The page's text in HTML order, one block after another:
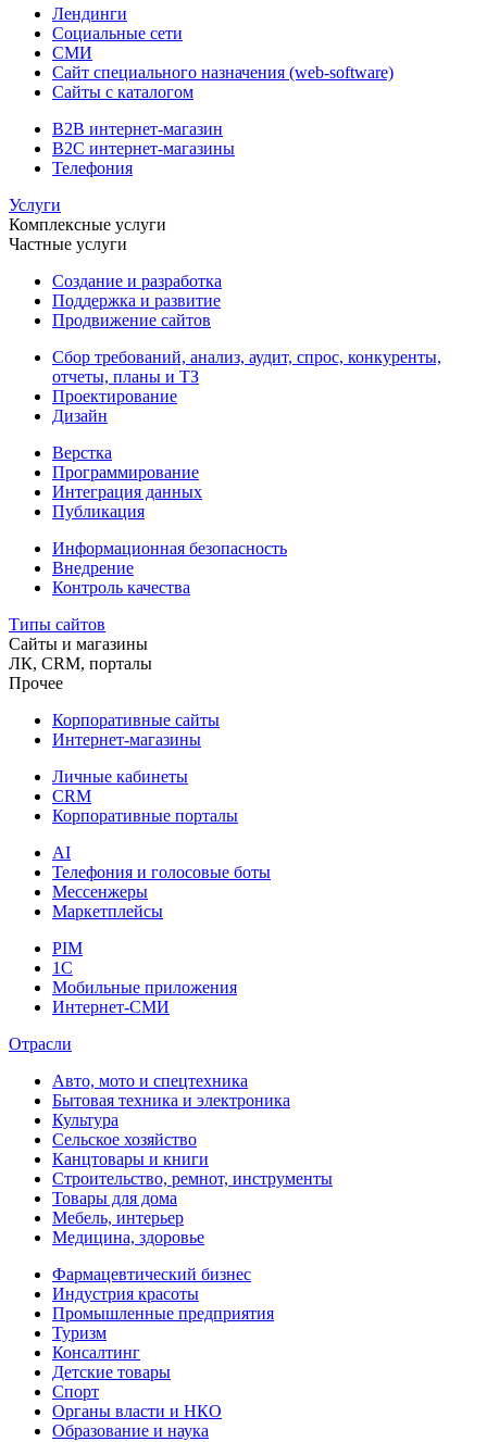
Лендинги
Социальные сети
СМИ
Сайт специального назначения (web-software)
Сайты с каталогом
B2B интернет-магазин
B2C интернет-магазины
Телефония
Услуги
Комплексные услуги
Частные услуги
Создание и разработка
Поддержка и развитие
Продвижение сайтов
Сбор требований, анализ, аудит, спрос, конкуренты,
отчеты, планы и ТЗ
Проектирование
Дизайн
Верстка
Программирование
Интеграция данных
Публикация
Информационная безопасность
Внедрение
Контроль качества
Типы сайтов
Сайты и магазины
ЛК, CRM, порталы
Прочее
Корпоративные сайты
Интернет-магазины
Личные кабинеты
CRM
Корпоративные порталы
AI
Телефония и голосовые боты
Мессенжеры
Маркетплейсы
PIM
1C
Мобильные приложения
Интернет-СМИ
Отрасли
Авто, мото и спецтехника
Бытовая техника и электроника
Культура
Сельское хозяйство
Канцтовары и книги
Строительство, ремнот, инструменты
Товары для дома
Мебель, интерьер
Медицина, здоровье
Фармацевтический бизнес
Индустрия красоты
Промышленные предприятия
Туризм
Консалтинг
Детские товары
Спорт
Органы власти и НКО
Образование и наука